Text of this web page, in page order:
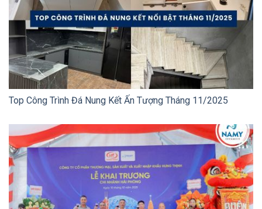
Top Công Trình Đá Nung Kết Ấn Tượng Tháng 11/2025